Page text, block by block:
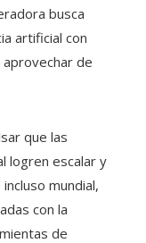
busca
artificial con
de
que las
logren escalar y
mundial,
con la
de